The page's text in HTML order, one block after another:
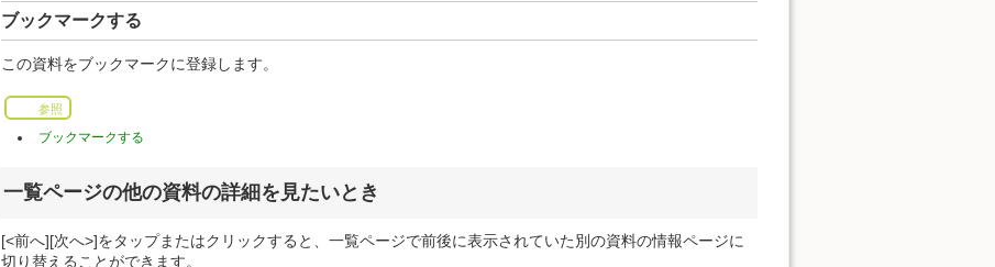
ブックマークする
この資料をブックマークに登録します。
参照
ブックマークする
一覧ページの他の資料の詳細を見たいとき
[<前へ][次へ>]をタップまたはクリックすると、一覧ページで前後に表示されていた別の資料の情報ページに
切り替えることができます。